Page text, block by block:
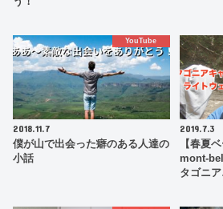
YouTube
2018.11.7
僕が山で出会った癖のある人達の
小話
2019.7.3
【春夏
mont-
タゴニ